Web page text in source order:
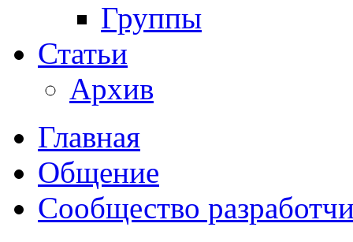
Группы
Статьи
Архив
Главная
Общение
Сообщество